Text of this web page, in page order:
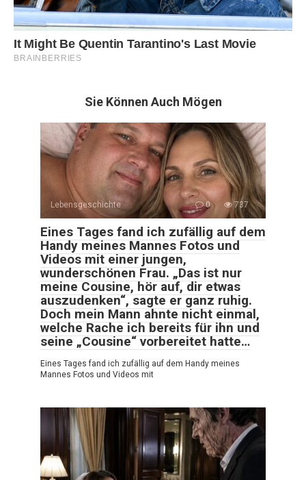
Sie Können Auch Mögen
Lebensgeschichte 0 737
Eines Tages fand ich zufällig auf dem
Handy meines Mannes Fotos und
Videos mit einer jungen,
wunderschönen Frau. „Das ist nur
meine Cousine, hör auf, dir etwas
auszudenken“, sagte er ganz ruhig.
Doch mein Mann ahnte nicht einmal,
welche Rache ich bereits für ihn und
seine „Cousine“ vorbereitet hatte…
Eines Tages fand ich zufällig auf dem Handy meines
Mannes Fotos und Videos mit